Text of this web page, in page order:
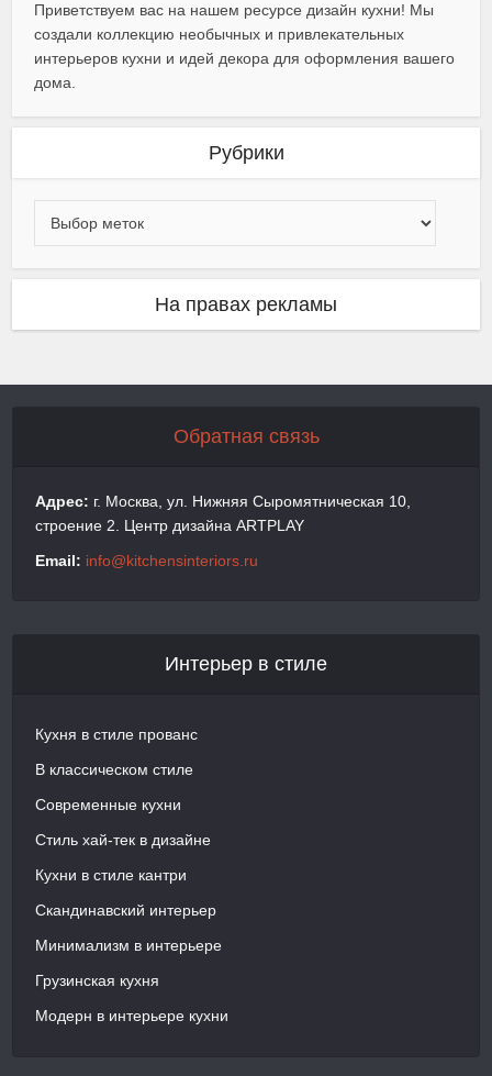
Приветствуем вас на нашем ресурсе дизайн кухни! Мы
создали коллекцию необычных и привлекательных
интерьеров кухни и идей декора для оформления вашего
дома.
Рубрики
На правах рекламы
Обратная связь
Адрес: г. Москва, ул. Нижняя Сыромятническая 10,
строение 2. Центр дизайна ARTPLAY
Email: info@kitchensinteriors.ru
Интерьер в стиле
Кухня в стиле прованс
В классическом стиле
Современные кухни
Стиль хай-тек в дизайне
Кухни в стиле кантри
Скандинавский интерьер
Минимализм в интерьере
Грузинская кухня
Модерн в интерьере кухни